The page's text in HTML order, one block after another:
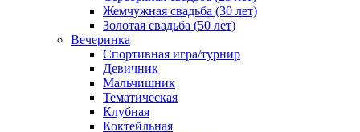
Жемчужная свадьба (30 лет)
Золотая свадьба (50 лет)
Вечеринка
Спортивная игра/турнир
Девичник
Мальчишник
Тематическая
Клубная
Коктейльная